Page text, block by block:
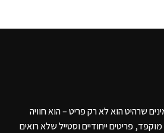
שרהיט הוא לא רק פריט – הוא חוויה
פריטים ייחודיים וסטייל שלא רואים